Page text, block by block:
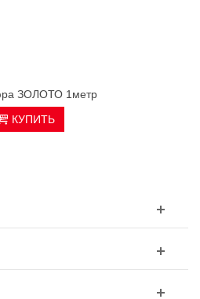
ЗОЛОТО 1метр
КУПИТЬ